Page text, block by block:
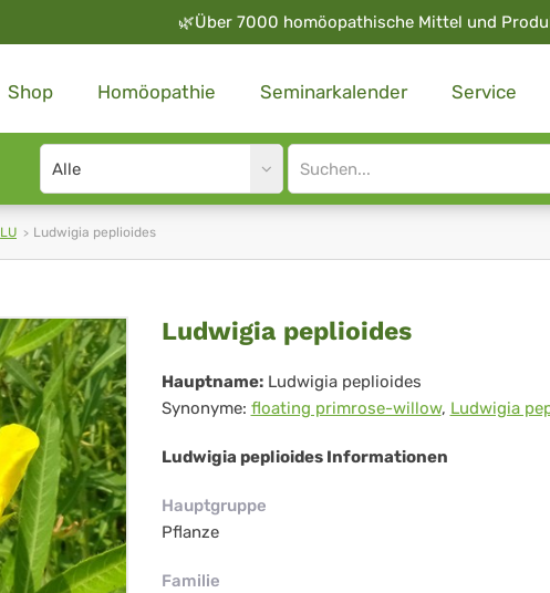
🌿Über 7000 homöopathische Mittel und
Shop Homöopathie Seminarkalender Service
Search
type
Site
search
LU Ludwigia peplioides
Ludwigia
peplioides
Ludwigia peplioides
Hauptname: Ludwigia peplioides
Synonyme: floating primrose-willow, Ludwigia
Ludwigia peplioides Informationen
Hauptgruppe
Pflanze
Familie